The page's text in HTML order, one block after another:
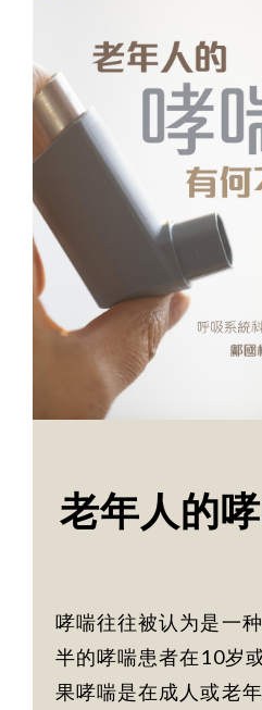
老年人的
哮喘往往被认为是一
半的哮喘患者在10岁
果哮喘是在成人或老